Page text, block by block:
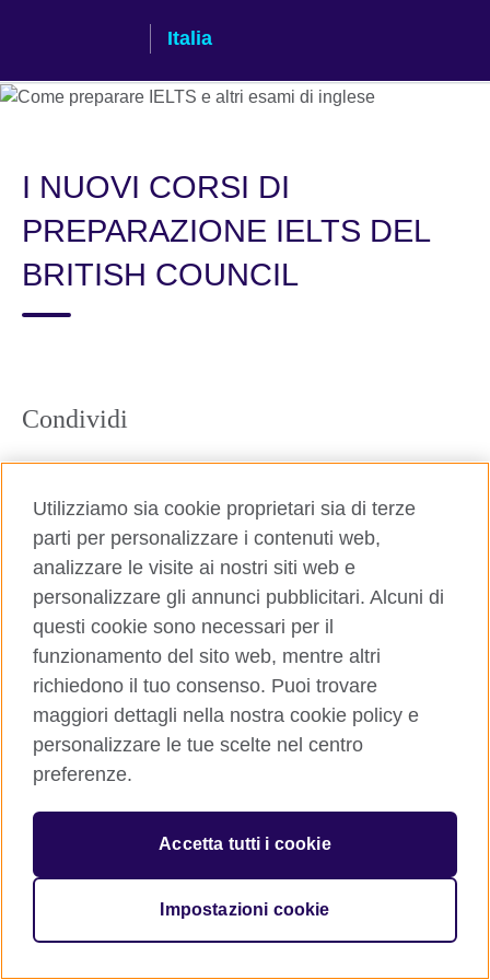
content
Italia
I NUOVI CORSI DI
PREPARAZIONE IELTS DEL
BRITISH COUNCIL
Condividi
© 2026 British Council
The United Kingdom’s international organisation for cultural
relations and educational opportunities. A registered charity:
209131 (England and Wales) SC037733 (Scotland)
Utilizziamo sia cookie proprietari sia di terze
parti per personalizzare i contenuti web,
analizzare le visite ai nostri siti web e
personalizzare gli annunci pubblicitari. Alcuni di
questi cookie sono necessari per il
funzionamento del sito web, mentre altri
richiedono il tuo consenso. Puoi trovare
maggiori dettagli nella nostra cookie policy e
personalizzare le tue scelte nel centro
preferenze.
Accetta tutti i cookie
Impostazioni cookie